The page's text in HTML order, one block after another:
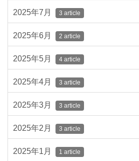
2025年7月 3 article
2025年6月 2 article
2025年5月 4 article
2025年4月 3 article
2025年3月 3 article
2025年2月 3 article
2025年1月 1 article